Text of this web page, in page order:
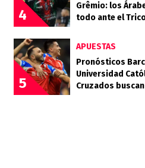
4
Grêmio: los
todo ante el
5
APUESTAS
Pronósticos
Universidad
Cruzados